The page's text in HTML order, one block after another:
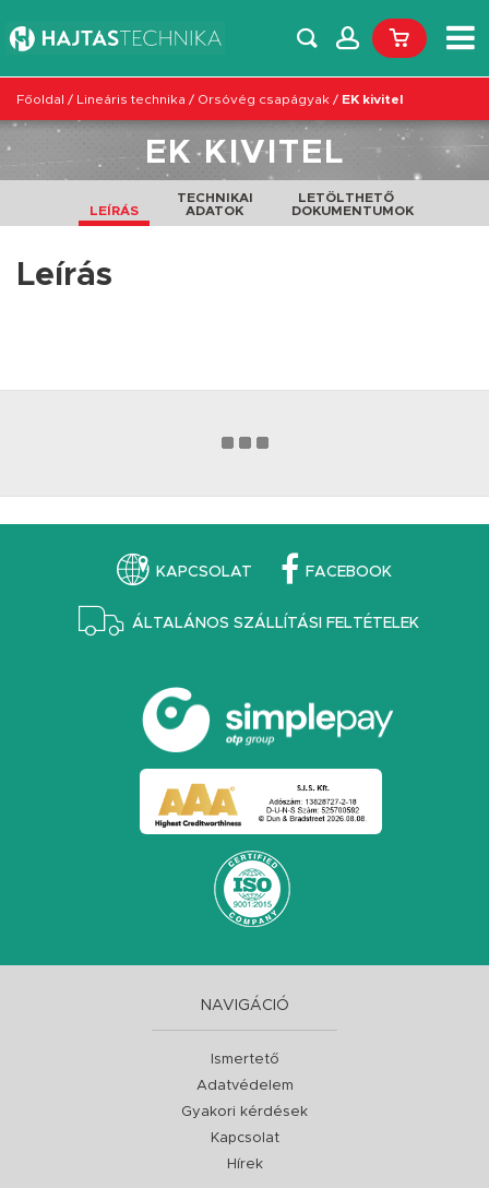
Főoldal / Lineáris technika / Orsóvég csapágyak / EK kivitel
EK KIVITEL
LEÍRÁS
TECHNIKAI
ADATOK
LETÖLTHETŐ
DOKUMENTUMOK
Leírás
KAPCSOLAT FACEBOOK
ÁLTALÁNOS SZÁLLÍTÁSI FELTÉTELEK
NAVIGÁCIÓ
Ismertető
Adatvédelem
Gyakori kérdések
Kapcsolat
Hírek